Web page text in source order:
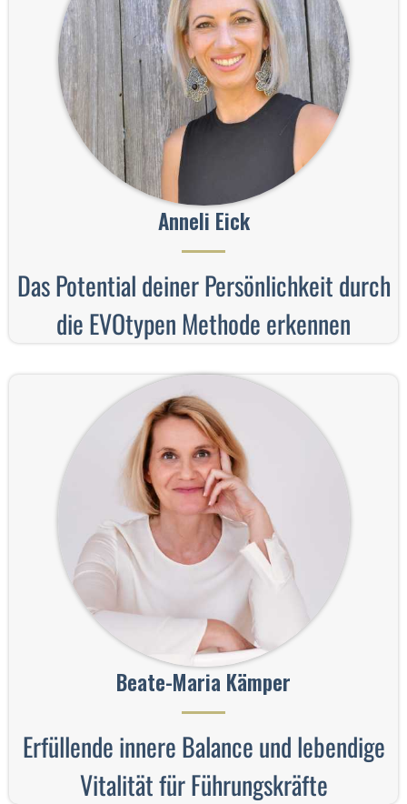
Anneli Eick
Das Potential deiner Persönlichkeit durch
die EVOtypen Methode erkennen
Beate-Maria Kämper
Erfüllende innere Balance und lebendige
Vitalität für Führungskräfte